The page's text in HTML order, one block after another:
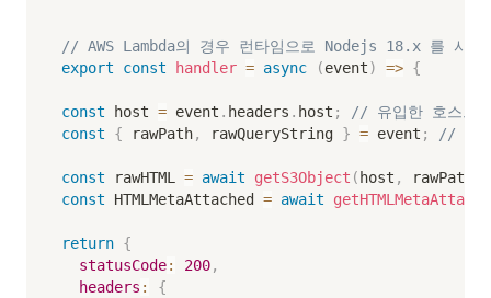
// AWS Lambda의 경우 런타임으로 Nodejs 18.x 를 사용
export
const handler = async (event) => {
const host = event . headers . host ;
// 유입한 호스트
const
{ rawPath, rawQueryString } = event ; //
const rawHTML = await getS3Object ( host , rawPath
const HTMLMetaAttached = await
return {
statusCode: 200,
headers :
{